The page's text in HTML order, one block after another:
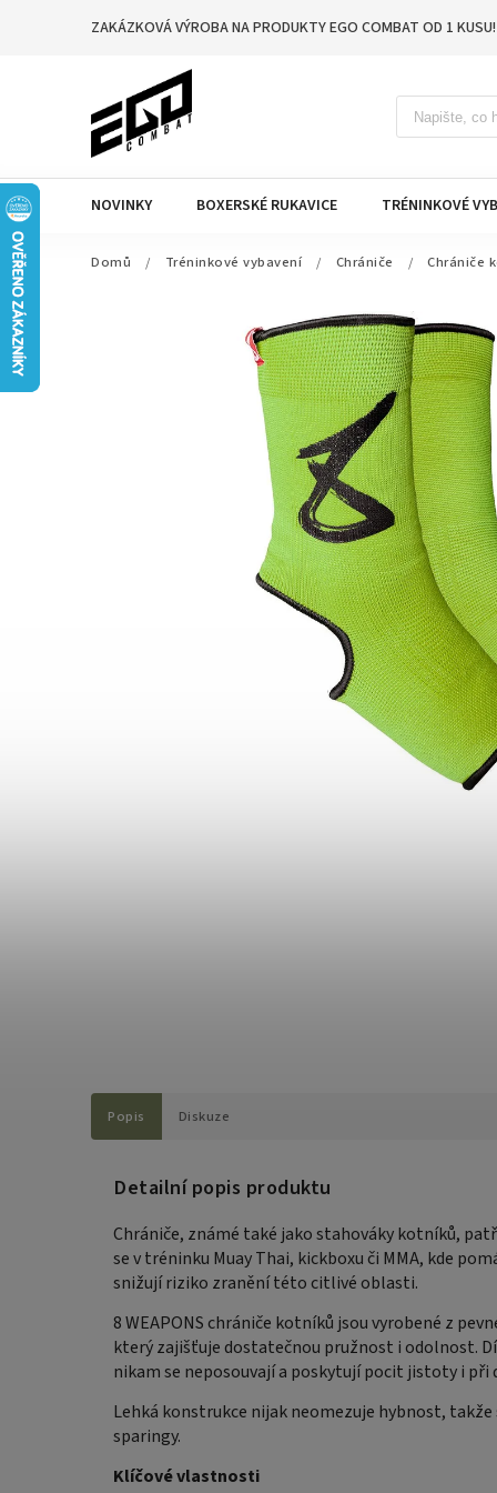
ZAKÁZKOVÁ VÝROBA NA PRODUKTY EGO COMBAT OD 1
NOVINKY BOXERSKÉ RUKAVICE TRÉNINKOVÉ
Domů / Tréninkové vybavení / Chrániče / Chrániče
Popis Diskuze
Detailní popis produktu
Chrániče, známé také jako stahováky kotníků,
se v tréninku Muay Thai, kickboxu či MMA, kde
snižují riziko zranění této citlivé oblasti.
8 WEAPONS chrániče kotníků jsou vyrobené z
který zajišťuje dostatečnou pružnost i odolnost.
nikam se neposouvají a poskytují pocit jistoty i při
Lehká konstrukce nijak neomezuje hybnost,
sparingy.
Klíčové vlastnosti